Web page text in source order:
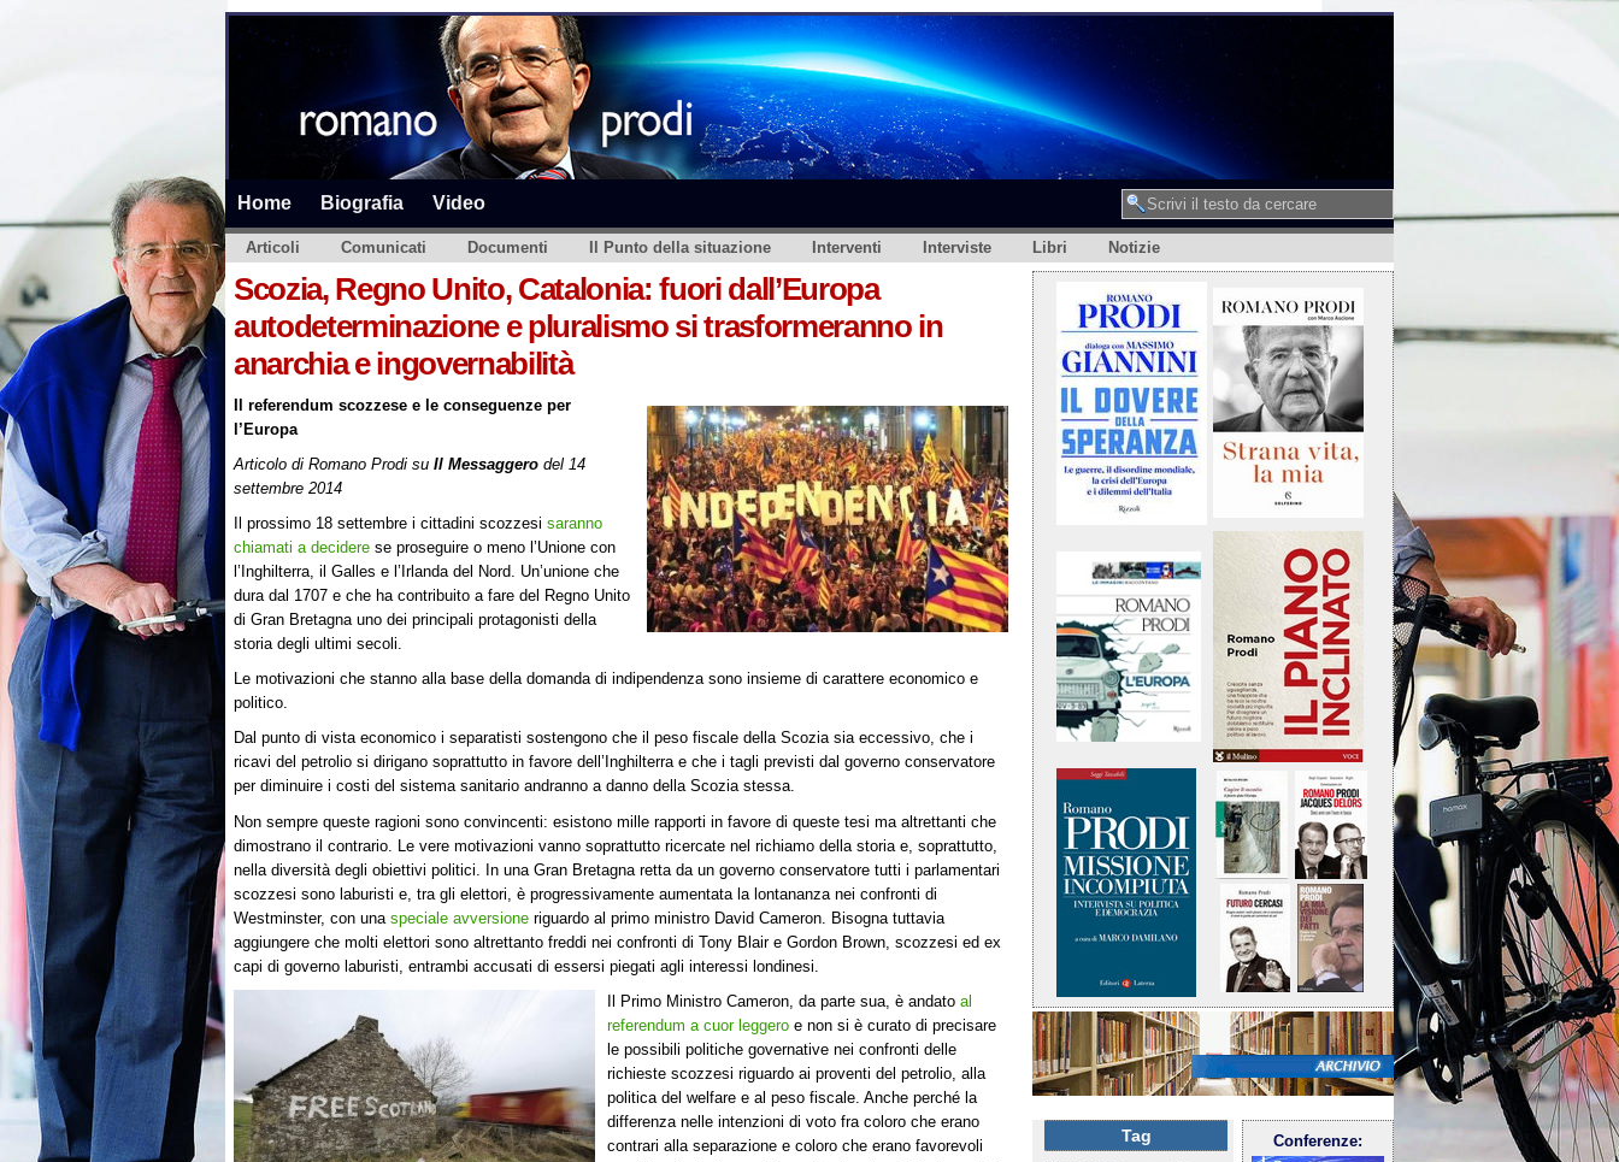
Home Biografia Video
Articoli Comunicati Documenti Il Punto della situazione Interventi Interviste Libri Notizie
Scozia, Regno Unito, Catalonia: fuori dall’Europa
autodeterminazione e pluralismo si trasformeranno in
anarchia e ingovernabilità
Il referendum scozzese e le conseguenze per
l’Europa
Articolo di Romano Prodi su Il Messaggero del 14
settembre 2014
Il prossimo 18 settembre i cittadini scozzesi saranno
chiamati a decidere se proseguire o meno l’Unione con
l’Inghilterra, il Galles e l’Irlanda del Nord. Un’unione che
dura dal 1707 e che ha contribuito a fare del Regno Unito
di Gran Bretagna uno dei principali protagonisti della
storia degli ultimi secoli.
Le motivazioni che stanno alla base della domanda di indipendenza sono insieme di carattere economico e
politico.
Dal punto di vista economico i separatisti sostengono che il peso fiscale della Scozia sia eccessivo, che i
ricavi del petrolio si dirigano soprattutto in favore dell’Inghilterra e che i tagli previsti dal governo conservatore
per diminuire i costi del sistema sanitario andranno a danno della Scozia stessa.
Non sempre queste ragioni sono convincenti: esistono mille rapporti in favore di queste tesi ma altrettanti che
dimostrano il contrario. Le vere motivazioni vanno soprattutto ricercate nel richiamo della storia e, soprattutto,
nella diversità degli obiettivi politici. In una Gran Bretagna retta da un governo conservatore tutti i parlamentari
scozzesi sono laburisti e, tra gli elettori, è progressivamente aumentata la lontananza nei confronti di
Westminster, con una speciale avversione riguardo al primo ministro David Cameron. Bisogna tuttavia
aggiungere che molti elettori sono altrettanto freddi nei confronti di Tony Blair e Gordon Brown, scozzesi ed ex
capi di governo laburisti, entrambi accusati di essersi piegati agli interessi londinesi.
Il Primo Ministro Cameron, da parte sua, è andato al
referendum a cuor leggero e non si è curato di precisare
le possibili politiche governative nei confronti delle
richieste scozzesi riguardo ai proventi del petrolio, alla
politica del welfare e al peso fiscale. Anche perché la
differenza nelle intenzioni di voto fra coloro che erano
contrari alla separazione e coloro che erano favorevoli
Tag Conferenze: